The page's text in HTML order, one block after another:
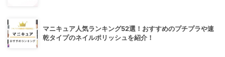
マニキュア人気ランキング52選！おすすめのプチプラや速
乾タイプのネイルポリッシュを紹介！